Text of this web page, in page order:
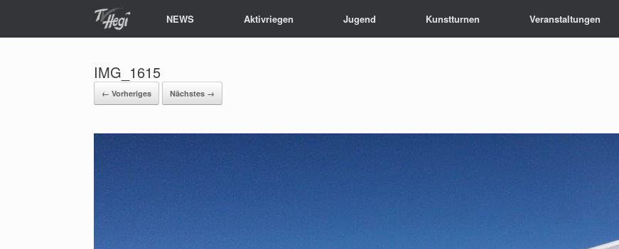
NEWS Aktivriegen Jugend Kunstturnen Veranstaltungen
IMG_1615
← Vorheriges Nächstes →